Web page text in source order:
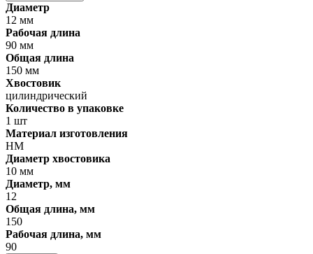
Диаметр
12 мм
Рабочая длина
90 мм
Общая длина
150 мм
Хвостовик
цилиндрический
Количество в упаковке
1 шт
Материал изготовления
HM
Диаметр хвостовика
10 мм
Диаметр, мм
12
Общая длина, мм
150
Рабочая длина, мм
90